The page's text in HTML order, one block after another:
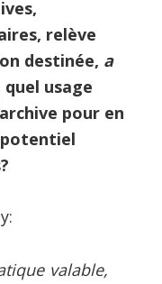
relève
destinée, a
usage
pour en
valable,